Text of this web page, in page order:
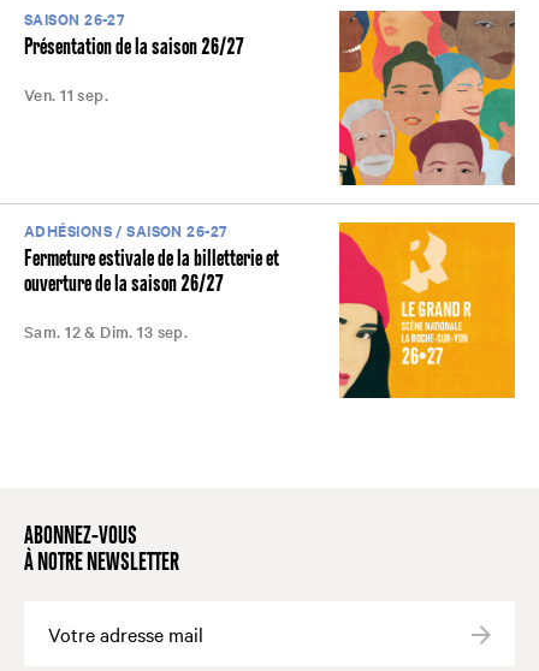
SAISON 26-27
Présentation de la saison 26/27
Ven. 11 sep.
ADHÉSIONS / SAISON 26-27
Fermeture estivale de la billetterie et
ouverture de la saison 26/27
Sam. 12 & Dim. 13 sep.
ABONNEZ-VOUS
À NOTRE NEWSLETTER